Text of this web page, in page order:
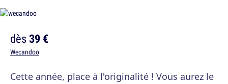
dès39 €
Wecandoo
Cette année, place à l'originalité ! Vous aurez le